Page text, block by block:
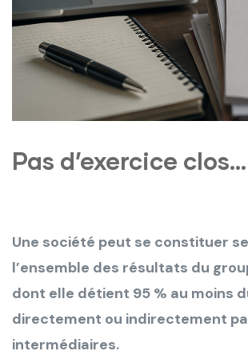
Pas d’exercice
Une société peut se constituer
l’ensemble des résultats du
dont elle détient 95 % au moins
directement ou indirectement
intermédiaires.